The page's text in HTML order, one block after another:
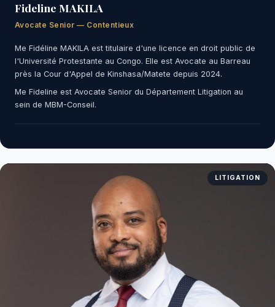
Fideline MAKILA
Avocate Senior — Contentieux
Me Fidéline MAKILA est titulaire d'une licence en droit public de
l'Université Protestante au Congo. Elle est Avocate au Barreau
près la Cour d'Appel de Kinshasa/Matete depuis 2024.
Me Fideline est Avocate Senior du Département Litigation au
sein de MBM-Conseil.
LITIGATION